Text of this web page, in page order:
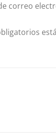
correo